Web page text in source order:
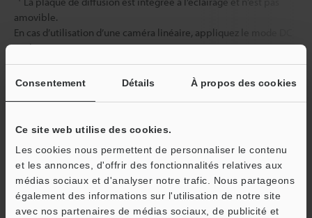
Consentement Détails À propos des cookies
Ce site web utilise des cookies.
Les cookies nous permettent de personnaliser le contenu
et les annonces, d'offrir des fonctionnalités relatives aux
médias sociaux et d'analyser notre trafic. Nous partageons
également des informations sur l'utilisation de notre site
avec nos partenaires de médias sociaux, de publicité et
amovible.
En cas d’utilisation d’une caméra linéaire, appliquez le mode DC
sur le CA-DC21E/DC40E.
Raccordez ce modèle aux deux canaux.
Autres modèles